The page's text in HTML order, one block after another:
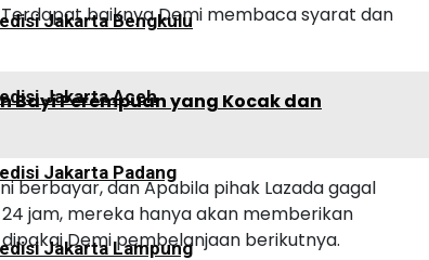
Jakarta Bengkulu
Jakarta Aceh
Jakarta Padang
Jakarta Lampung
baiknya Demi membaca syarat dan
Bayi Perempuan yang Kocak dan
berbayar, dan Apabila pihak Lazada gagal
jam, mereka hanya akan memberikan
Demi pembelanjaan berikutnya.